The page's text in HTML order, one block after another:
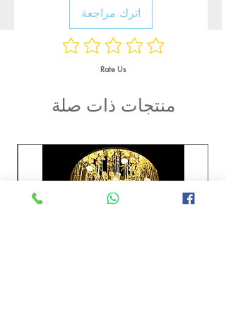
اترك مراجعة
Rate Us
منتجات ذات صلة